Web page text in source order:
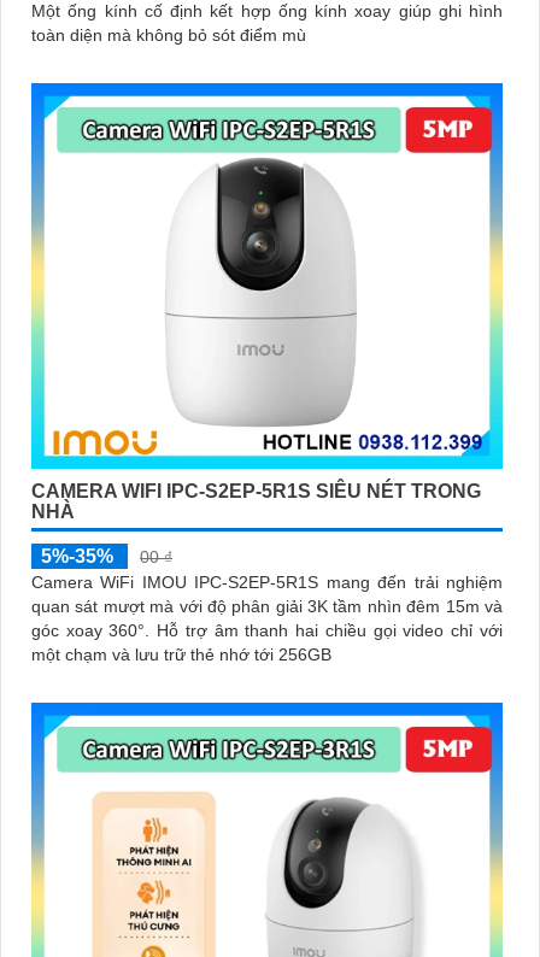
Một ống kính cố định kết hợp ống kính xoay giúp ghi hình
toàn diện mà không bỏ sót điểm mù
CAMERA WIFI IPC-S2EP-5R1S SIÊU NÉT TRONG
NHÀ
5%-35%
00 ₫
Camera WiFi IMOU IPC-S2EP-5R1S mang đến trải nghiệm
quan sát mượt mà với độ phân giải 3K tầm nhìn đêm 15m và
góc xoay 360°. Hỗ trợ âm thanh hai chiều gọi video chỉ với
một chạm và lưu trữ thẻ nhớ tới 256GB